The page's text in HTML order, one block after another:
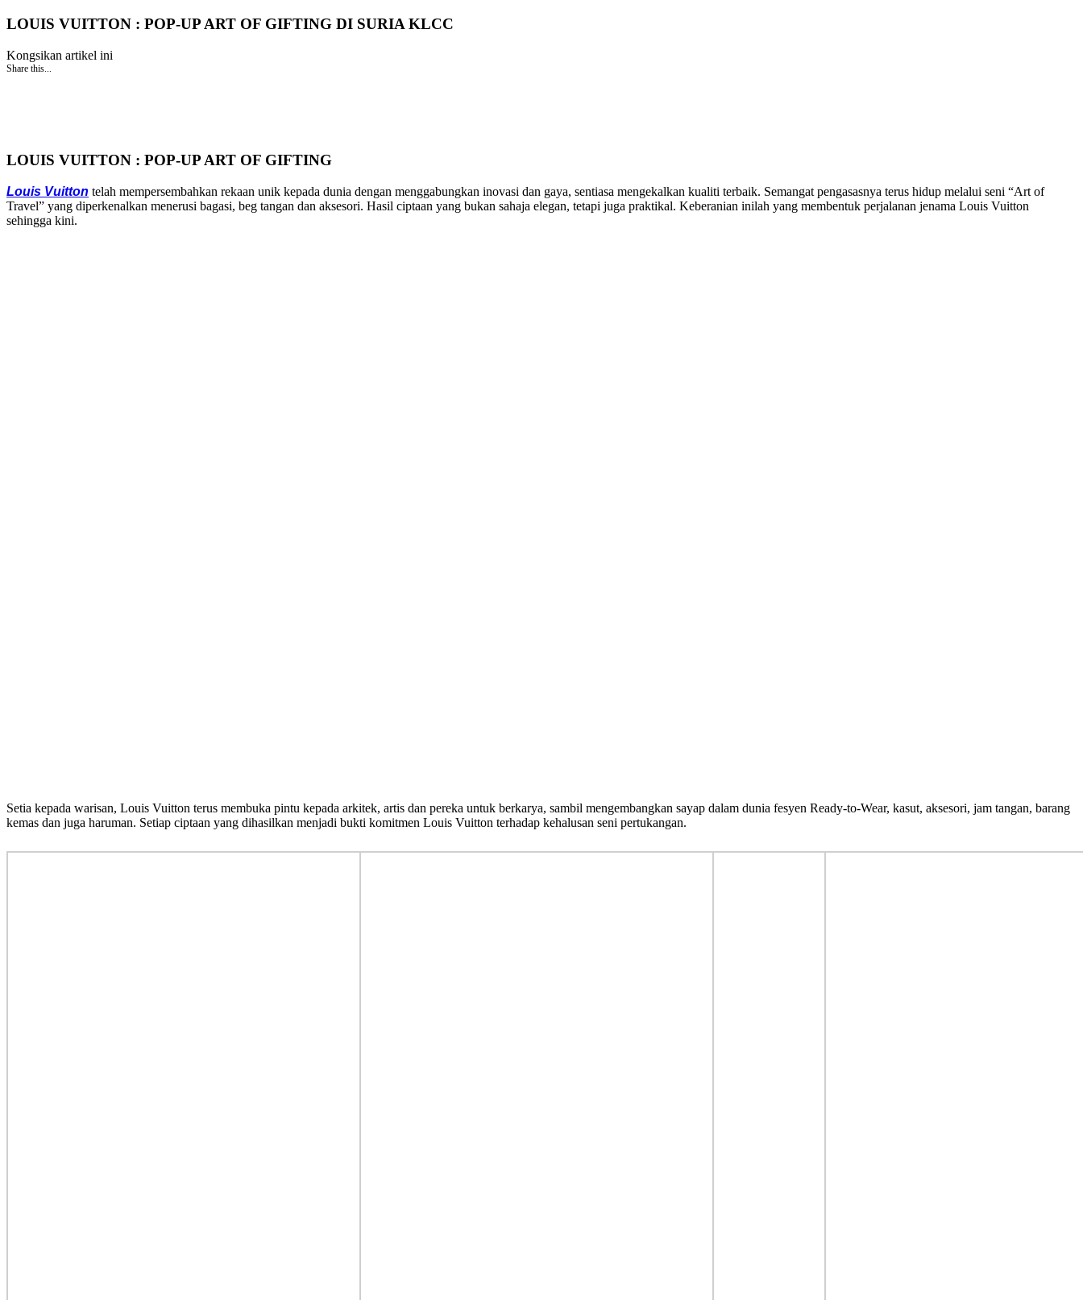
LOUIS VUITTON : POP-UP ART OF GIFTING DI SURIA KLCC
Kongsikan artikel ini
Share this...
LOUIS VUITTON : POP-UP ART OF GIFTING
Louis Vuitton telah mempersembahkan rekaan unik kepada dunia dengan menggabungkan inovasi dan gaya, sentiasa mengekalkan kualiti terbaik. Semangat pengasasnya terus hidup melalui seni “Art of
Travel” yang diperkenalkan menerusi bagasi, beg tangan dan aksesori. Hasil ciptaan yang bukan sahaja elegan, tetapi juga praktikal. Keberanian inilah yang membentuk perjalanan jenama Louis Vuitton
sehingga kini.
Setia kepada warisan, Louis Vuitton terus membuka pintu kepada arkitek, artis dan pereka untuk berkarya, sambil mengembangkan sayap dalam dunia fesyen Ready-to-Wear, kasut, aksesori, jam tangan, barang
kemas dan juga haruman. Setiap ciptaan yang dihasilkan menjadi bukti komitmen Louis Vuitton terhadap kehalusan seni pertukangan.